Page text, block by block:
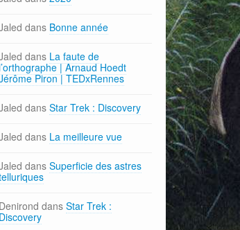
dans Bonne année
dans La faute de
l’orthographe | Arnaud Hoedt
Piron | TEDxRennes
dansStar Trek : Discovery
dans La meilleure vue
dansSuperficie des astres
Denirond dansStar Trek :
Discovery